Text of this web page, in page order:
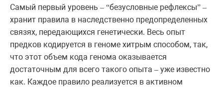
Самый первый уровень – “безусловные рефлексы” –
хранит правила в наследственно предопределенных
связях, передающихся генетически. Весь опыт
предков кодируется в геноме хитрым способом, так,
что этот объем кода генома оказывается
достаточным для всего такого опыта – уже известно
как. Каждое правило реализуется в активном